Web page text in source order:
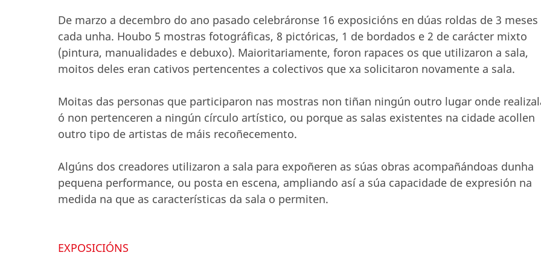
De marzo a decembro do ano pasado celebráronse 16 exposicións en dúas roldas de 3 meses
cada unha. Houbo 5 mostras fotográficas, 8 pictóricas, 1 de bordados e 2 de carácter mixto
(pintura, manualidades e debuxo). Maioritariamente, foron rapaces os que utilizaron a sala,
moitos deles eran cativos pertencentes a colectivos que xa solicitaron novamente a sala.
Moitas das personas que participaron nas mostras non tiñan ningún outro lugar onde
ó non pertenceren a ningún círculo artístico, ou porque as salas existentes na cidade acollen
outro tipo de artistas de máis recoñecemento.
Algúns dos creadores utilizaron a sala para expoñeren as súas obras acompañándoas dunha
pequena performance, ou posta en escena, ampliando así a súa capacidade de expresión na
medida na que as características da sala o permiten.
EXPOSICIÓNS